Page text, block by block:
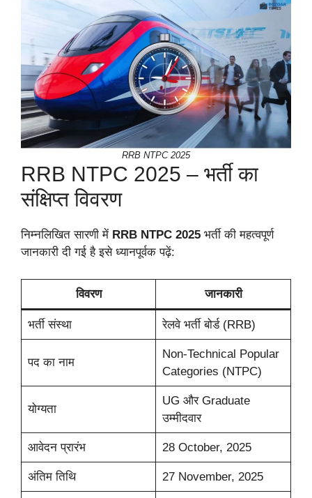
RRB NTPC 2025
RRB NTPC 2025 – भर्ती का
संक्षिप्त विवरण
निम्नलिखित सारणी में RRB NTPC 2025 भर्ती की महत्वपूर्ण
जानकारी दी गई है इसे ध्यानपूर्वक पढ़ें:
विवरण जानकारी
भर्ती संस्था रेलवे भर्ती बोर्ड (RRB)
पद का नाम
Non-Technical Popular
Categories (NTPC)
योग्यता
UG और Graduate
उम्मीदवार
आवेदन प्रारंभ 28 October, 2025
अंतिम तिथि 27 November, 2025